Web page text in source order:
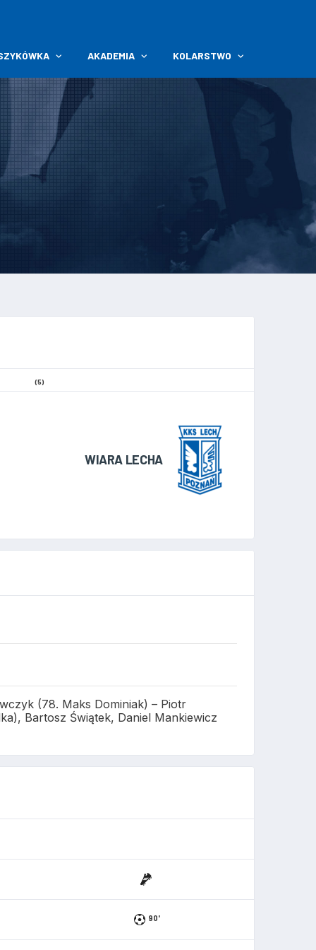
AKADEMIA KOLARSTWO
(5)
WIARA LECHA
(78. Maks Dominiak) – Piotr
Bartosz Świątek, Daniel Mankiewicz
90'